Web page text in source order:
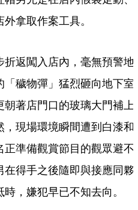
拿取作案工具。
返闖入店內，毫無預警地
穢物彈」猛烈砸向地下室
著店門口的玻璃大門補上
現場環境瞬間遭到白漆和
準備觀賞節目的觀眾避不
得手之後隨即與接應同夥
，嫌犯早已不知去向。